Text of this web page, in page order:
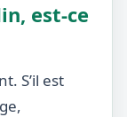
est-ce
S’il est